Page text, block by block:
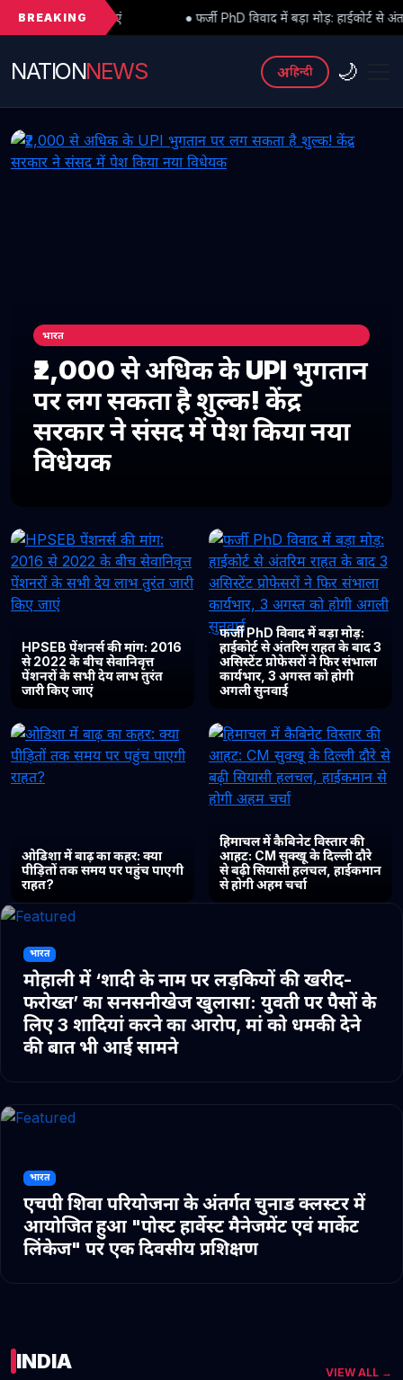
BREAKING● फर्जी PhD विवाद में बड़ा मोड़: हाईकोर्ट से अंतरिम राहत के बाद 3
NATIONNEWS अहिन्दी 🌙
भारत
₹2,000 से अधिक के UPI भुगतान
पर लग सकता है शुल्क! केंद्र
सरकार ने संसद में पेश किया नया
विधेयक
HPSEB पेंशनर्स की मांग: 2016
से 2022 के बीच सेवानिवृत्त
पेंशनरों के सभी देय लाभ तुरंत
जारी किए जाएं
फर्जी PhD विवाद में बड़ा मोड़:
हाईकोर्ट से अंतरिम राहत के बाद 3
असिस्टेंट प्रोफेसरों ने फिर संभाला
कार्यभार, 3 अगस्त को होगी
अगली सुनवाई
ओडिशा में बाढ़ का कहर: क्या
पीड़ितों तक समय पर पहुंच पाएगी
राहत?
हिमाचल में कैबिनेट विस्तार की
आहट: CM सुक्खू के दिल्ली दौरे
से बढ़ी सियासी हलचल, हाईकमान
से होगी अहम चर्चा
भारत
मोहाली में ‘शादी के नाम पर लड़कियों की खरीद-
फरोख्त’ का सनसनीखेज खुलासा: युवती पर पैसों के
लिए 3 शादियां करने का आरोप, मां को धमकी देने
की बात भी आई सामने
भारत
एचपी शिवा परियोजना के अंतर्गत चुनाड क्लस्टर में
आयोजित हुआ "पोस्ट हार्वेस्ट मैनेजमेंट एवं मार्केट
लिंकेज" पर एक दिवसीय प्रशिक्षण
INDIA VIEW ALL →